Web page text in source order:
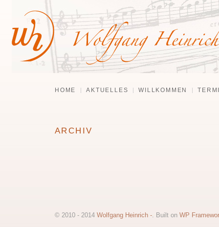
HOME AKTUELLES WILLKOMMEN
ARCHIV
© 2010 - 2014 Wolfgang Heinrich -. Built on WP